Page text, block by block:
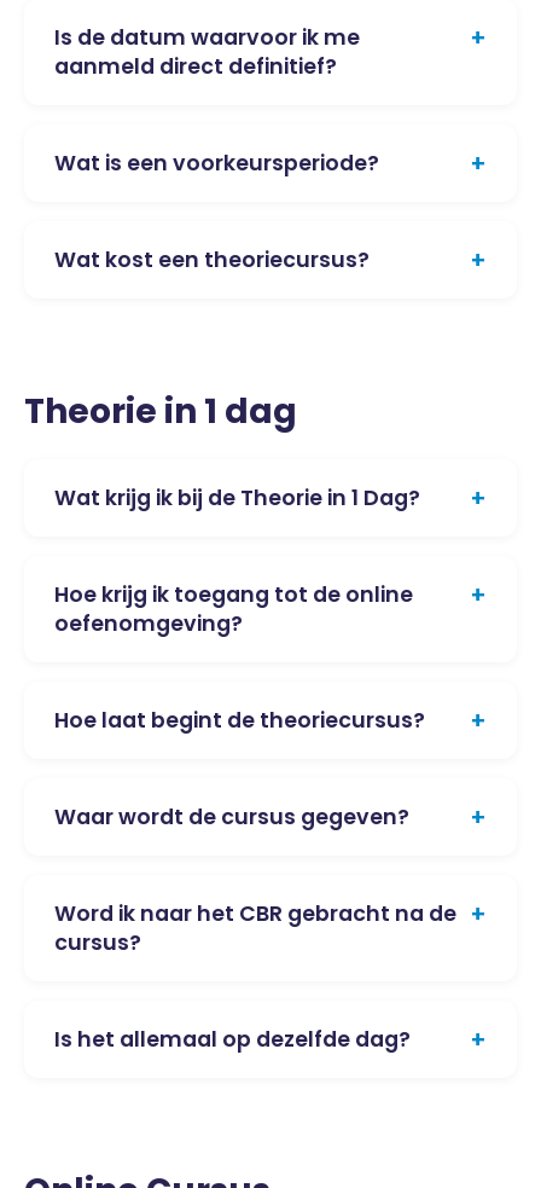
Is de datum waarvoor ik me
aanmeld direct definitief?
+
Wat is een voorkeursperiode? +
Wat kost een theoriecursus? +
Theorie in 1 dag
Wat krijg ik bij de Theorie in 1 Dag? +
Hoe krijg ik toegang tot de online
oefenomgeving?
+
Hoe laat begint de theoriecursus? +
Waar wordt de cursus gegeven? +
Word ik naar het CBR gebracht na de
cursus?
+
Is het allemaal op dezelfde dag? +